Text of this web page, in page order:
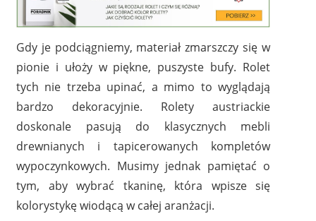
Gdy je podciągniemy, materiał zmarszczy się w
pionie i ułoży w piękne, puszyste bufy. Rolet
tych nie trzeba upinać, a mimo to wyglądają
bardzo dekoracyjnie. Rolety austriackie
doskonale pasują do klasycznych mebli
drewnianych i tapicerowanych kompletów
wypoczynkowych. Musimy jednak pamiętać o
tym, aby wybrać tkaninę, która wpisze się
kolorystykę wiodącą w całej aranżacji.